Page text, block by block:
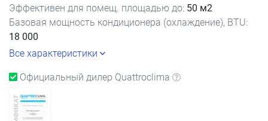
Эффективен для помещ. площадью до: 50 м2
Базовая мощность кондиционера (охлаждение), BTU:
18 000
Все характеристики
Официальный дилер Quattroclima